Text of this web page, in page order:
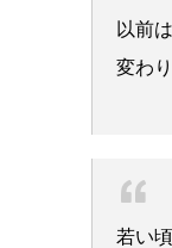
以前
変わ
若い